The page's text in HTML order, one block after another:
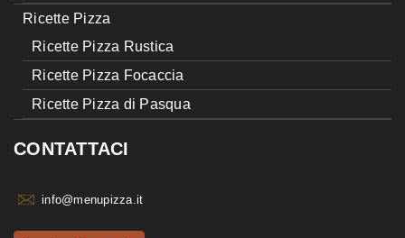
Ricette Pizza
Ricette Pizza Rustica
Ricette Pizza Focaccia
Ricette Pizza di Pasqua
CONTATTACI
info@menupizza.it